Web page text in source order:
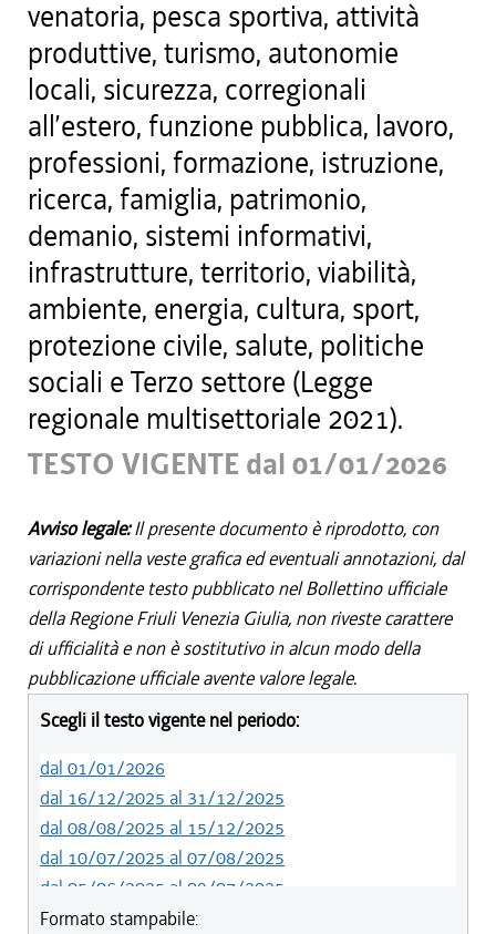
venatoria, pesca sportiva, attività
produttive, turismo, autonomie
locali, sicurezza, corregionali
all’estero, funzione pubblica, lavoro,
professioni, formazione, istruzione,
ricerca, famiglia, patrimonio,
demanio, sistemi informativi,
infrastrutture, territorio, viabilità,
ambiente, energia, cultura, sport,
protezione civile, salute, politiche
sociali e Terzo settore (Legge
regionale multisettoriale 2021).
TESTO VIGENTE dal 01/01/2026
Avviso legale:Il presente documento è riprodotto, con
variazioni nella veste grafica ed eventuali annotazioni, dal
corrispondente testo pubblicato nel Bollettino ufficiale
della Regione Friuli Venezia Giulia, non riveste carattere
di ufficialità e non è sostitutivo in alcun modo della
pubblicazione ufficiale avente valore legale.
Scegli il testo vigente nel periodo:
dal 01/01/2026
dal 16/12/2025 al 31/12/2025
dal 08/08/2025 al 15/12/2025
dal 10/07/2025 al 07/08/2025
dal 05/06/2025 al 09/07/2025
dal 14/05/2024 al 04/06/2025
Formato stampabile: